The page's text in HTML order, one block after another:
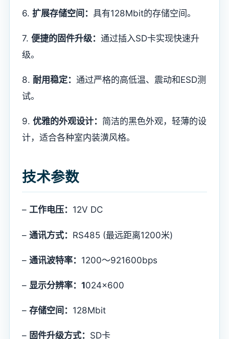
6. 扩展存储空间： 具有128Mbit的存储空间。
7. 便捷的固件升级： 通过插入SD卡实现快速升
级。
8. 耐用稳定： 通过严格的高低温、震动和ESD测
试。
9. 优雅的外观设计： 简洁的黑色外观，轻薄的设
计，适合各种室内装潢风格。
技术参数
– 工作电压： 12V DC
– 通讯方式： RS485 (最远距离1200米)
– 通讯波特率： 1200～921600bps
– 显示分辨率：1024×600
– 存储空间： 128Mbit
– 固件升级方式： SD卡